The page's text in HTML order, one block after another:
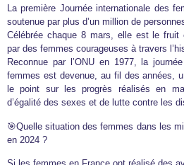
La première Journée internationale des
soutenue par plus d’un million de
Célébrée chaque 8 mars, elle est le fruit
par des femmes courageuses à travers
Reconnue par l’ONU en 1977, la
femmes est devenue, au fil des années,
le point sur les progrès réalisés en
d’égalité des sexes et de lutte contre les
🎯Quelle situation des femmes dans les
en 2024 ?